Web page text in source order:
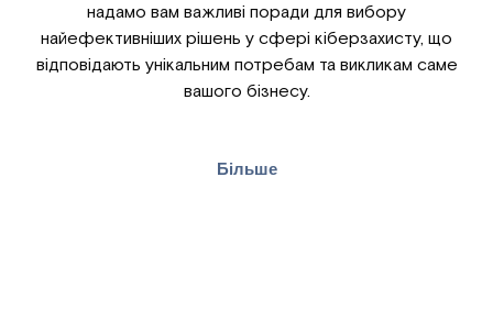
надамо вам важливі поради для вибору
найефективніших рішень у сфері кіберзахисту, що
відповідають унікальним потребам та викликам саме
вашого бізнесу.
Більше